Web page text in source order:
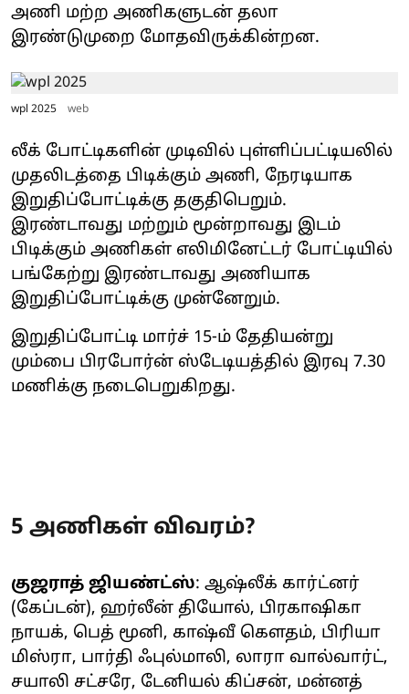
அணி மற்ற அணிகளுடன் தலா
இரண்டுமுறை மோதவிருக்கின்றன.
wpl 2025 web
லீக் போட்டிகளின் முடிவில் புள்ளிப்பட்டியலில்
முதலிடத்தை பிடிக்கும் அணி, நேரடியாக
இறுதிப்போட்டிக்கு தகுதிபெறும்.
இரண்டாவது மற்றும் மூன்றாவது இடம்
பிடிக்கும் அணிகள் எலிமினேட்டர் போட்டியில்
பங்கேற்று இரண்டாவது அணியாக
இறுதிப்போட்டிக்கு முன்னேறும்.
இறுதிப்போட்டி மார்ச் 15-ம் தேதியன்று
மும்பை பிரபோர்ன் ஸ்டேடியத்தில் இரவு 7.30
மணிக்கு நடைபெறுகிறது.
5 அணிகள் விவரம்?
குஜராத் ஜியண்ட்ஸ்: ஆஷ்லீக் கார்ட்னர்
(கேப்டன்), ஹர்லீன் தியோல், பிரகாஷிகா
நாயக், பெத் மூனி, காஷ்வீ கௌதம், பிரியா
மிஸ்ரா, பார்தி ஃபுல்மாலி, லாரா வால்வார்ட்,
சயாலி சட்சரே, டேனியல் கிப்சன், மன்னத்